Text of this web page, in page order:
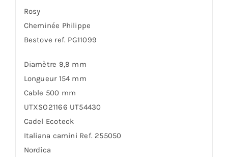
Rosy
Cheminée Philippe
Bestove ref. PG11099
Diamètre 9,9 mm
Longueur 154 mm
Cable 500 mm
UTXSO21166 UT54430
Cadel Ecoteck
Italiana camini Ref. 255050
Nordica